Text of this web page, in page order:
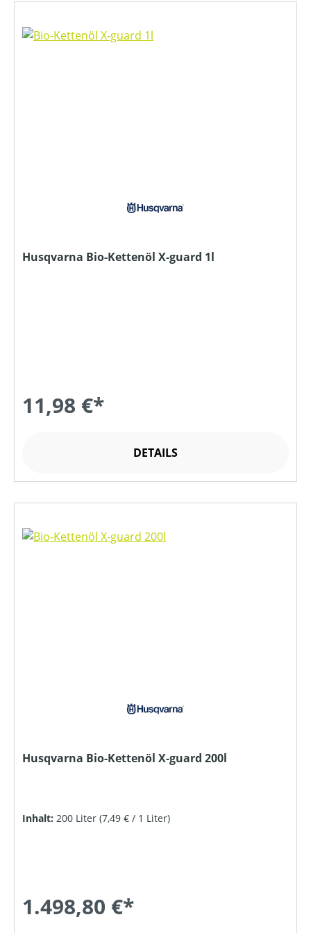
Husqvarna Bio-Kettenöl X-guard 1l
11,98 €*
DETAILS
Husqvarna Bio-Kettenöl X-guard 200l
Inhalt: 200 Liter (7,49 € / 1 Liter)
1.498,80 €*